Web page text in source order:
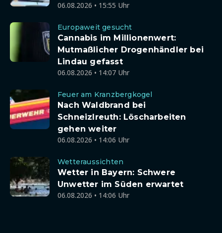
06.08.2026 • 15:55 Uhr
Europaweit gesucht
Cannabis im Millionenwert:
Mutmaßlicher Drogenhändler bei
Lindau gefasst
06.08.2026 • 14:07 Uhr
Feuer am Kranzbergkogel
Nach Waldbrand bei
Schneizlreuth: Löscharbeiten
gehen weiter
06.08.2026 • 14:06 Uhr
Wetteraussichten
Wetter in Bayern: Schwere
Unwetter im Süden erwartet
06.08.2026 • 14:06 Uhr